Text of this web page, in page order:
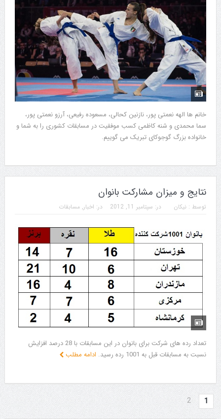
خانم ها الهه نعمتی پور، نازنین کحالی، مسعوده رفیعی، آرزو نعمتی پور،
سما محمدی و شنه کاظمی کسب موفقیت در مسابقات کشوری را به شما و
خانواده بزرگ گوجوکای تبریک می گوییم.
نتایج و میزان مشارکت بانوان
توسط : نیکان در: سپتامبر 11, 2012 در: اخبار, مسابقات
تعداد رده های شرکت برای بانوان در این مسابقات با 28 درصد افزایش
نسبت به مسابقات قبل به 1001 رده رسید.
ادامه مطلب
1
2